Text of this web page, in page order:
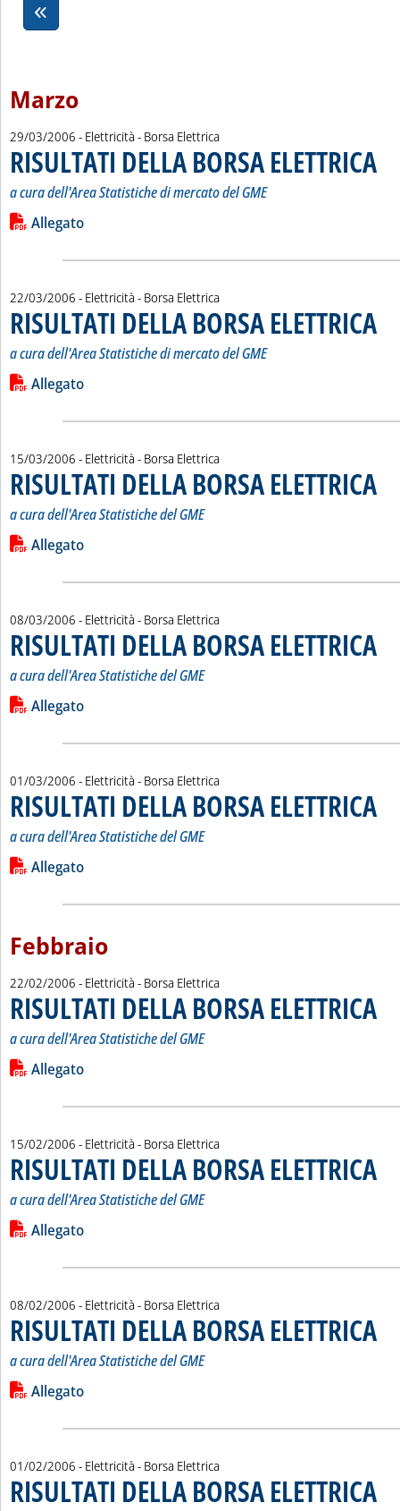
Marzo
29/03/2006 - Elettricità - Borsa Elettrica
RISULTATI DELLA BORSA ELETTRICA
a cura dell'Area Statistiche di mercato del GME
Leggi tutta la notizia: 'RISULTATI DELLA BORSA ELETTRICA'
Lista allegati PDF alla notizia
Allegato
22/03/2006 - Elettricità - Borsa Elettrica
RISULTATI DELLA BORSA ELETTRICA
a cura dell'Area Statistiche di mercato del GME
Leggi tutta la notizia: 'RISULTATI DELLA BORSA ELETTRICA'
Lista allegati PDF alla notizia
Allegato
15/03/2006 - Elettricità - Borsa Elettrica
RISULTATI DELLA BORSA ELETTRICA
a cura dell'Area Statistiche delGME
Leggi tutta la notizia: 'RISULTATI DELLA BORSA ELETTRICA'
Lista allegati PDF alla notizia
Allegato
08/03/2006 - Elettricità - Borsa Elettrica
RISULTATI DELLA BORSA ELETTRICA
a cura dell'Area Statistiche delGME
Leggi tutta la notizia: 'RISULTATI DELLA BORSA ELETTRICA'
Lista allegati PDF alla notizia
Allegato
01/03/2006 - Elettricità - Borsa Elettrica
RISULTATI DELLA BORSA ELETTRICA
a cura dell'Area Statistiche delGME
Leggi tutta la notizia: 'RISULTATI DELLA BORSA ELETTRICA'
Lista allegati PDF alla notizia
Allegato
Febbraio
22/02/2006 - Elettricità - Borsa Elettrica
RISULTATI DELLA BORSA ELETTRICA
a cura dell'Area Statistiche delGME
Leggi tutta la notizia: 'RISULTATI DELLA BORSA ELETTRICA'
Lista allegati PDF alla notizia
Allegato
15/02/2006 - Elettricità - Borsa Elettrica
RISULTATI DELLA BORSA ELETTRICA
a cura dell'Area Statistiche delGME
Leggi tutta la notizia: 'RISULTATI DELLA BORSA ELETTRICA'
Lista allegati PDF alla notizia
Allegato
08/02/2006 - Elettricità - Borsa Elettrica
RISULTATI DELLA BORSA ELETTRICA
a cura dell'Area Statistiche delGME
Leggi tutta la notizia: 'RISULTATI DELLA BORSA ELETTRICA'
Lista allegati PDF alla notizia
Allegato
01/02/2006 - Elettricità - Borsa Elettrica
RISULTATI DELLA BORSA ELETTRICA